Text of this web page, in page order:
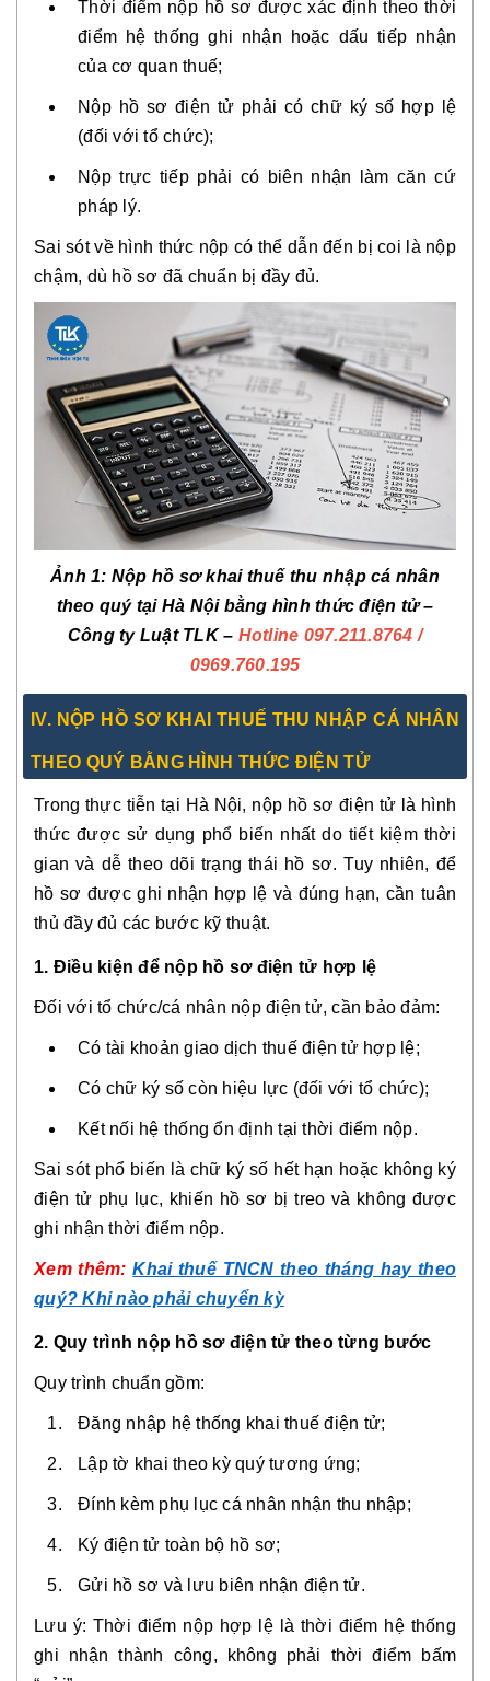
Thời điểm nộp hồ sơ được xác định theo thời
điểm hệ thống ghi nhận hoặc dấu tiếp nhận
của cơ quan thuế;
Nộp hồ sơ điện tử phải có chữ ký số hợp lệ
(đối với tổ chức);
Nộp trực tiếp phải có biên nhận làm căn cứ
pháp lý.
Sai sót về hình thức nộp có thể dẫn đến bị coi là nộp
chậm, dù hồ sơ đã chuẩn bị đầy đủ.
Ảnh 1: Nộp hồ sơ khai thuế thu nhập cá nhân
theo quý tại Hà Nội bằng hình thức điện tử –
Công ty Luật TLK – Hotline 097.211.8764 /
0969.760.195
IV. NỘP HỒ SƠ KHAI THUẾ THU NHẬP CÁ NHÂN
THEO QUÝ BẰNG HÌNH THỨC ĐIỆN TỬ
Trong thực tiễn tại Hà Nội, nộp hồ sơ điện tử là hình
thức được sử dụng phổ biến nhất do tiết kiệm thời
gian và dễ theo dõi trạng thái hồ sơ. Tuy nhiên, để
hồ sơ được ghi nhận hợp lệ và đúng hạn, cần tuân
thủ đầy đủ các bước kỹ thuật.
1. Điều kiện để nộp hồ sơ điện tử hợp lệ
Đối với tổ chức/cá nhân nộp điện tử, cần bảo đảm:
Có tài khoản giao dịch thuế điện tử hợp lệ;
Có chữ ký số còn hiệu lực (đối với tổ chức);
Kết nối hệ thống ổn định tại thời điểm nộp.
Sai sót phổ biến là chữ ký số hết hạn hoặc không ký
điện tử phụ lục, khiến hồ sơ bị treo và không được
ghi nhận thời điểm nộp.
Xem thêm:Khai thuế TNCN theo tháng hay theo
quý? Khi nào phải chuyển kỳ
2. Quy trình nộp hồ sơ điện tử theo từng bước
Quy trình chuẩn gồm:
Đăng nhập hệ thống khai thuế điện tử;
Lập tờ khai theo kỳ quý tương ứng;
Đính kèm phụ lục cá nhân nhận thu nhập;
Ký điện tử toàn bộ hồ sơ;
Gửi hồ sơ và lưu biên nhận điện tử.
Lưu ý: Thời điểm nộp hợp lệ là thời điểm hệ thống
ghi nhận thành công, không phải thời điểm bấm